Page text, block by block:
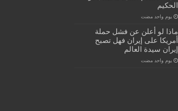
الحكيم
‏يوم واحد مضت
ماذا لو أعلن عن فشل حملة
أمريكا على إيران فهل تصبح
إيران سيدة العالم
‏يوم واحد مضت